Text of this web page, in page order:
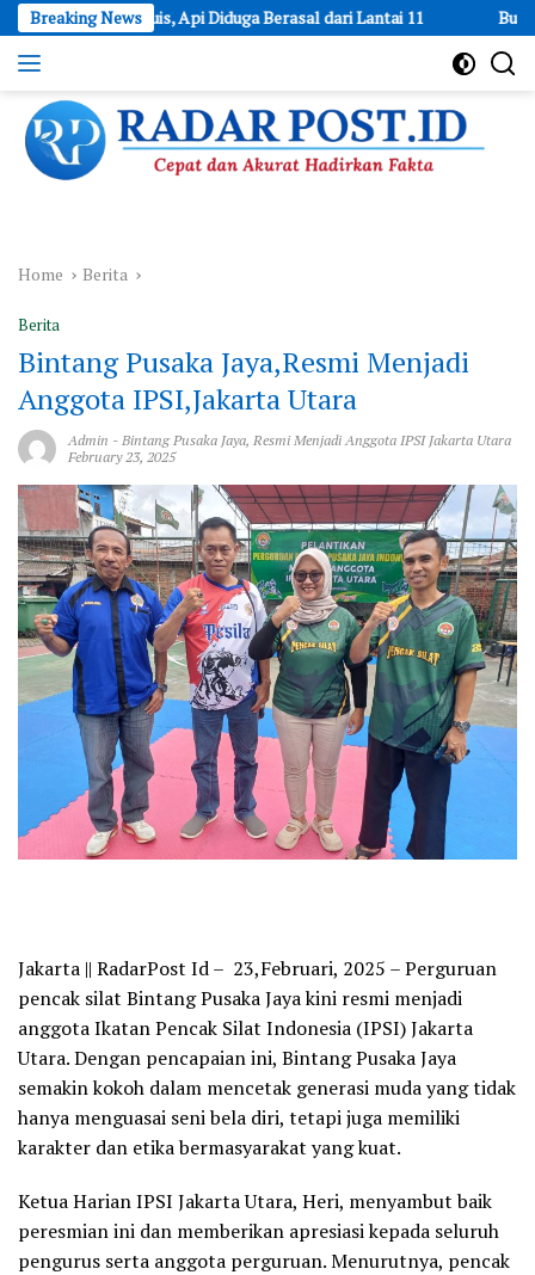
Skip
to
content
Breaking News
Muis, Api Diduga Berasal dari Lantai 11 Buka Peluang
dan
Akurat
Hadirkan
Fakta
Home Berita
Berita
Bintang Pusaka Jaya,Resmi Menjadi
Anggota IPSI,Jakarta Utara
Admin - Bintang Pusaka Jaya, Resmi Menjadi Anggota IPSI Jakarta Utara
February 23, 2025
Jakarta || RadarPost Id – 23,Februari, 2025 – Perguruan
pencak silat Bintang Pusaka Jayakini resmi menjadi
anggotaIkatan Pencak Silat Indonesia (IPSI) Jakarta
Utara. Dengan pencapaian ini, Bintang Pusaka Jaya
semakin kokoh dalam mencetak generasi muda yang tidak
hanya menguasai seni bela diri, tetapi juga memiliki
karakter dan etika bermasyarakat yang kuat.
Ketua HarianIPSI Jakarta Utara, Heri, menyambut baik
peresmian ini dan memberikan apresiasi kepada seluruh
pengurus serta anggota perguruan. Menurutnya, pencak